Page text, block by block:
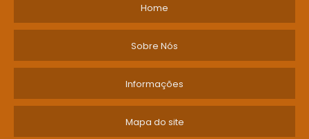
Home
Sobre Nós
Informações
Mapa do site